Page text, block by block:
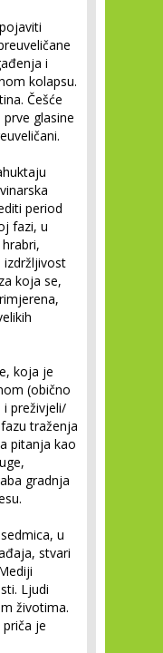
i
kolapsu.
Češće
glasine
period
fazi, u
izdržljivost
koja se,
koja je
(obično
i preživjeli/
traženja
pitanja kao
gradnja
u
stvari
Ljudi
životima.
je